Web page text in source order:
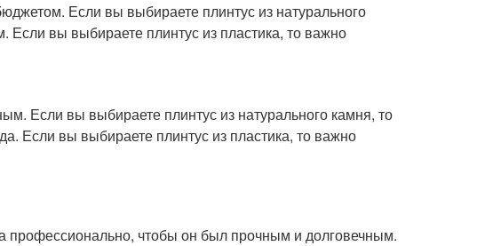
Если вы выбираете плинтус из натурального
Если вы выбираете плинтус из пластика, то важно
Если вы выбираете плинтус из натурального камня, то
Если вы выбираете плинтус из пластика, то важно
профессионально, чтобы он был прочным и долговечным.